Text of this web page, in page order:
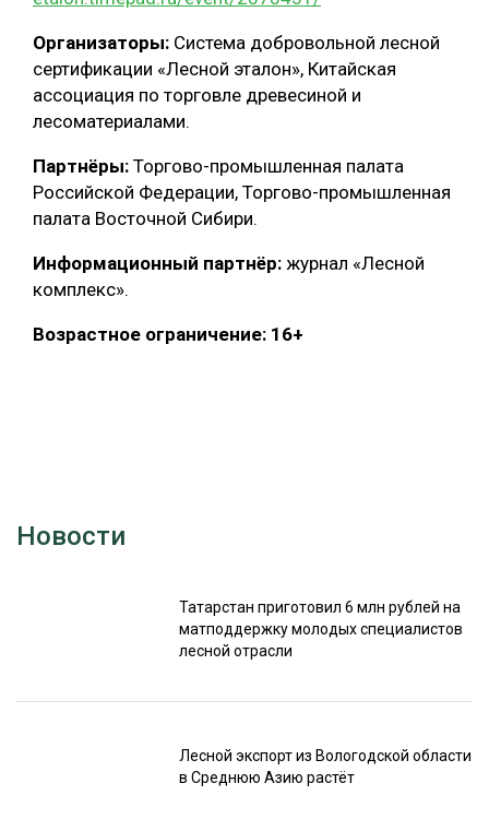
Организаторы: Система добровольной лесной
сертификации «Лесной эталон», Китайская
ассоциация по торговле древесиной и
лесоматериалами.
Партнёры: Торгово-промышленная палата
Российской Федерации, Торгово-промышленная
палата Восточной Сибири.
Информационный партнёр: журнал «Лесной
комплекс».
Возрастное ограничение: 16+
Новости
Татарстан приготовил 6 млн рублей на
матподдержку молодых специалистов
лесной отрасли
Лесной экспорт из Вологодской области
в Среднюю Азию растёт